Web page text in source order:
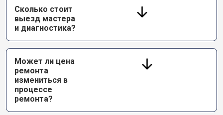
Сколько стоит
выезд мастера
и диагностика?
Может ли цена
ремонта
измениться в
процессе
ремонта?